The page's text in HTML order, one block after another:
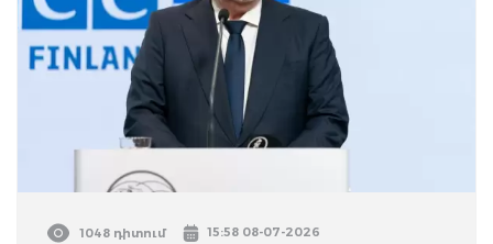
1048 դիտում 15:58 08-07-2026